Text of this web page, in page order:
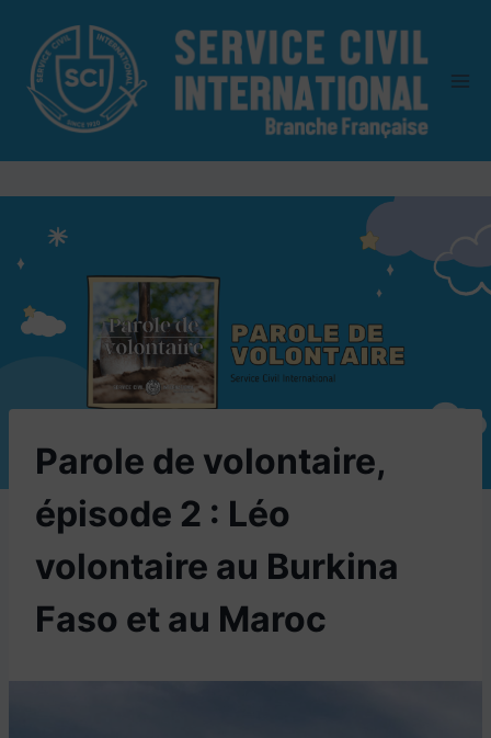
contenu
Parole de volontaire,
épisode 2 : Léo
volontaire au Burkina
Faso et au Maroc